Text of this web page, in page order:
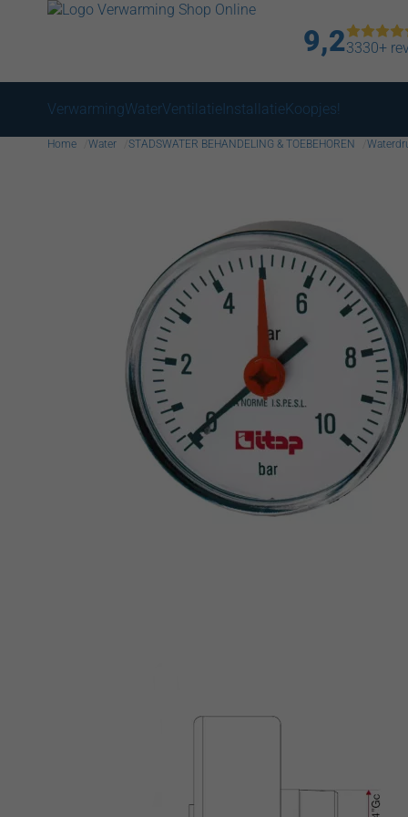
9,23330+
VerwarmingWaterVentilatieInstallatieKoopjes!
Home Water STADSWATER BEHANDELING & TOEBEHOREN